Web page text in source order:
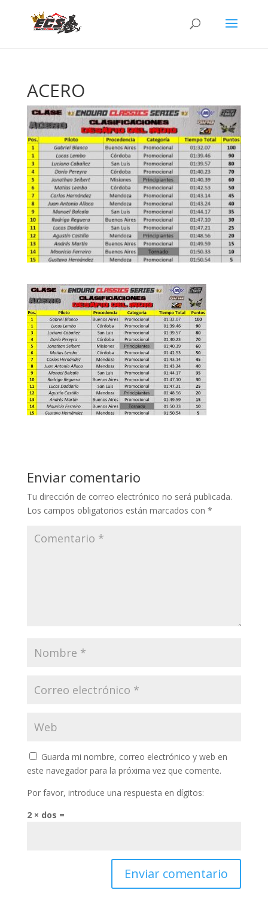
ACERO
Enviar comentario
Tu dirección de correo electrónico no será publicada.
Los campos obligatorios están marcados con *
Guarda mi nombre, correo electrónico y web en
este navegador para la próxima vez que comente.
Por favor, introduce una respuesta en dígitos:
2 × dos =